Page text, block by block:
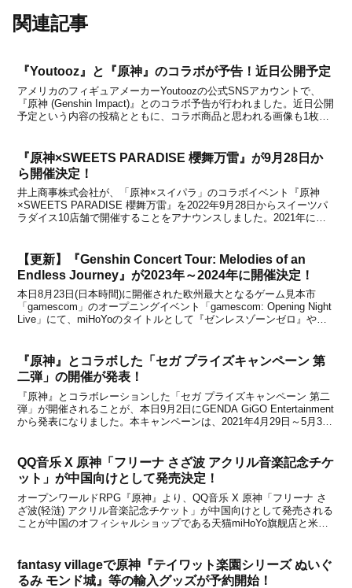
関連記事
『Youtooz』と『原神』のコラボが予告！近日公開予定
アメリカのフィギュアメーカーYoutoozの公式SNSアカウントで、
『原神 (Genshin Impact)』とのコラボ予告が行われました。近日公開
予定という内容の投稿とともに、コラボ商品と思われる画像も1枚掲
『原神×SWEETS PARADISE 櫻舞万雷』が9月28日か
ら開催決定！
井上商事株式会社が、「原神×スイパラ」のコラボイベント『原神
×SWEETS PARADISE 櫻舞万雷』を2022年9月28日からスイーツパ
ラダイス10店舗で開催することをアナウンスしました。2021年に開
【更新】『Genshin Concert Tour: Melodies of an
Endless Journey』が2023年～2024年に開催決定！
本日8月23日(日本時間)に開催された欧州最大となるゲーム見本市
「gamescom」のオープニングイベント「gamescom: Opening Night
Live」にて、miHoYoのタイトルとして『ゼンレスゾーンゼロ』や
『原神』とコラボした「セガ プライズキャンペーン 第
二弾」の開催が発表！
『原神』とコラボレーションした「セガ プライズキャンペーン 第二
弾」が開催されることが、本日9月2日にGENDA GiGO Entertainment
から発表になりました。本キャンペーンは、2021年4月29日～5月30
QQ音乐 X 原神「フリーナ さざ波 アクリル音楽記念チケ
ット」が中国向けとして発売決定！
オープンワールドRPG『原神』より、QQ音乐 X 原神「フリーナ さ
ざ波(轻涟) アクリル音楽記念チケット」が中国向けとして発売される
ことが中国のオフィシャルショップである天猫miHoYo旗舰店と米游
fantasy villageで原神『テイワット楽園シリーズ ぬいぐ
るみ モンド城』等の輸入グッズが予約開始！